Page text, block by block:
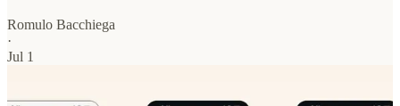
Romulo Bacchiega
·
Jul 1